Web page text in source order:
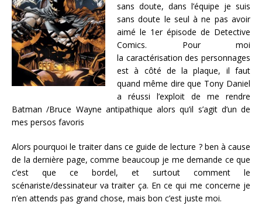
sans doute, dans l’équipe je suis
sans doute le seul à ne pas avoir
aimé le 1er épisode de Detective
Comics. Pour moi
la caractérisation des personnages
est à côté de la plaque, il faut
quand même dire que Tony Daniel
a réussi l’exploit de me rendre
Batman /Bruce Wayne antipathique alors qu’il s’agit d’un de
mes persos favoris
Alors pourquoi le traiter dans ce guide de lecture ? ben à cause
de la dernière page, comme beaucoup je me demande ce que
c’est que ce bordel, et surtout comment le
scénariste/dessinateur va traiter ça. En ce qui me concerne je
n’en attends pas grand chose, mais bon c’est juste moi.